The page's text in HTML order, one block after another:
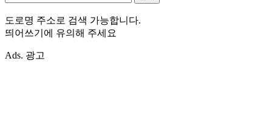
도로명 주소로 검색 가능합니다.
띄어쓰기에 유의해 주세요
Ads. 광고